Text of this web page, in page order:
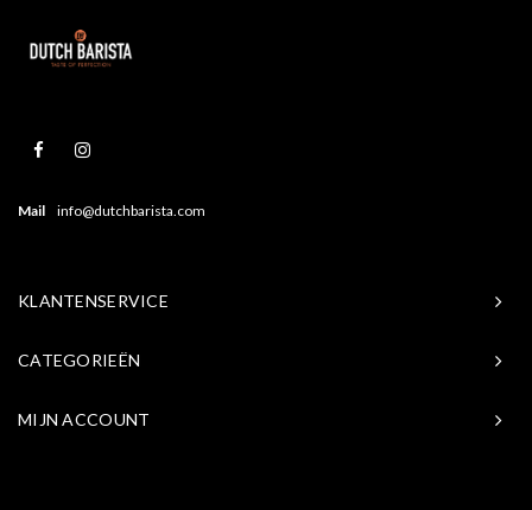
Mail info@dutchbarista.com
KLANTENSERVICE
CATEGORIEËN
MIJN ACCOUNT